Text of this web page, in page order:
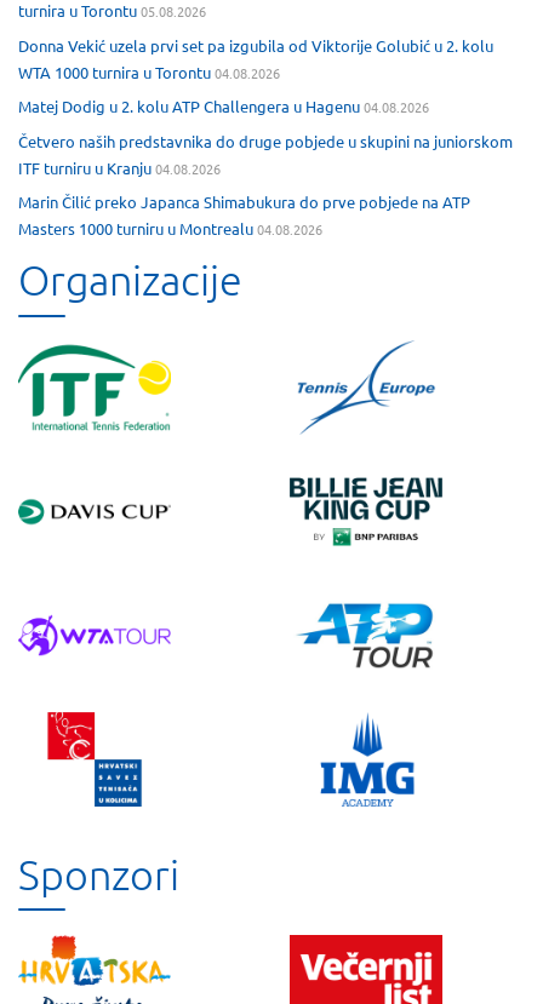
turnira u Torontu05.08.2026
Donna Vekić uzela prvi set pa izgubila od Viktorije Golubić u 2. kolu
WTA 1000 turnira u Torontu04.08.2026
Matej Dodig u 2. kolu ATP Challengera u Hagenu04.08.2026
Četvero naših predstavnika do druge pobjede u skupini na juniorskom
ITF turniru u Kranju04.08.2026
Marin Čilić preko Japanca Shimabukura do prve pobjede na ATP
Masters 1000 turniru u Montrealu04.08.2026
Organizacije
Sponzori